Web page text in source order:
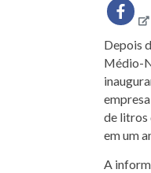
Depois
Médio-
de litros
em um
A